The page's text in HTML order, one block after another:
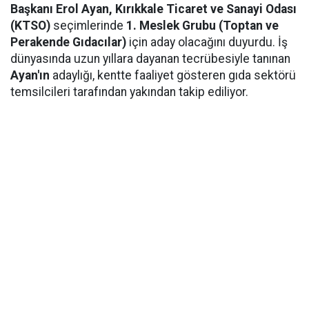
Başkanı Erol Ayan, Kırıkkale Ticaret ve Sanayi Odası
(KTSO) seçimlerinde 1. Meslek Grubu (Toptan ve
Perakende Gıdacılar) için aday olacağını duyurdu. İş
dünyasında uzun yıllara dayanan tecrübesiyle tanınan
Ayan'ın adaylığı, kentte faaliyet gösteren gıda sektörü
temsilcileri tarafından yakından takip ediliyor.